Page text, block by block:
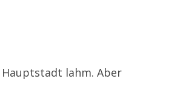
lahm. Aber